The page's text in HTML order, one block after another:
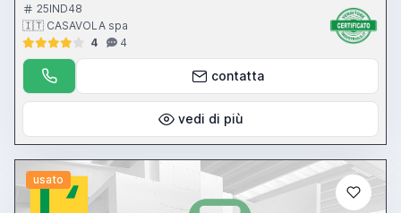
25IND48
🇮🇹 CASAVOLA spa
4
4
contatta
vedi di più
usato